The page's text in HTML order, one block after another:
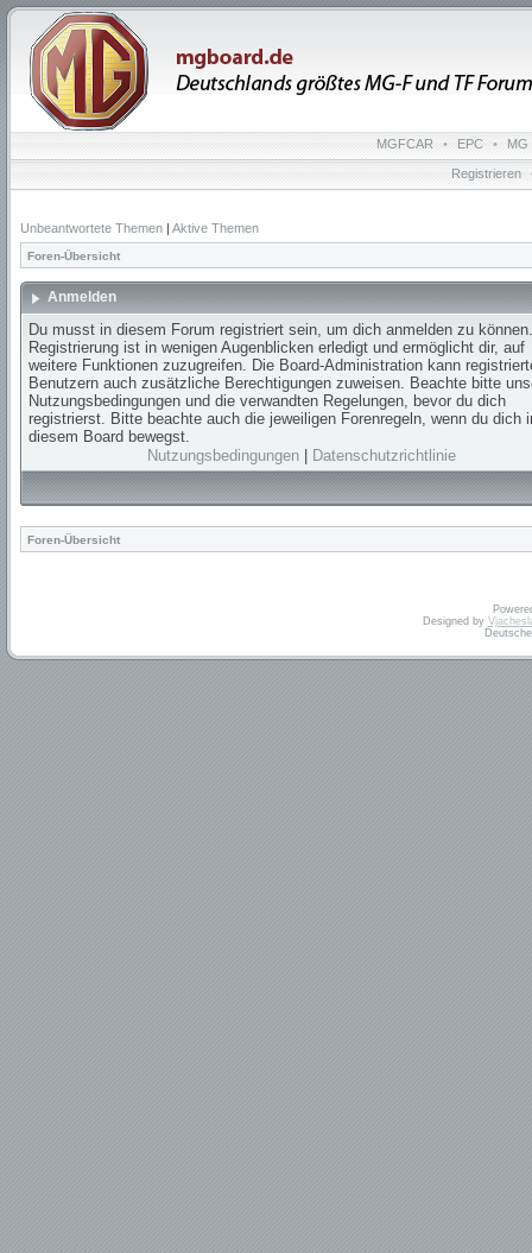
MGFCAR • EPC • MG
Registrieren
Unbeantwortete Themen | Aktive Themen
Foren-Übersicht
Anmelden
Du musst in diesem Forum registriert sein, um dich anmelden zu
Registrierung ist in wenigen Augenblicken erledigt und ermöglicht dir, auf
weitere Funktionen zuzugreifen. Die Board-Administration kann
Benutzern auch zusätzliche Berechtigungen zuweisen. Beachte bitte
Nutzungsbedingungen und die verwandten Regelungen, bevor du dich
registrierst. Bitte beachte auch die jeweiligen Forenregeln, wenn du dich
diesem Board bewegst.
Nutzungsbedingungen
Datenschutzrichtlinie
Foren-Übersicht
Designed by